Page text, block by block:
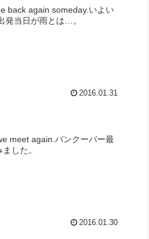
back again someday.いよい
発当日が雨とは…。
2016.01.31
meet again.バンクーバー最
した。
2016.01.30